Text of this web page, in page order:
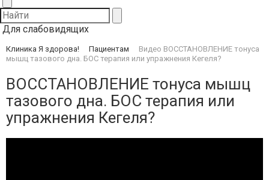
Для слабовидящих
Клиника Я здорова! Пациентам Видео ВОССТАНОВЛЕНИЕ тонуса
мышц тазового дна. БОС терапия или упражнения Кегеля?
ВОССТАНОВЛЕНИЕ тонуса мышц
тазового дна. БОС терапия или
упражнения Кегеля?